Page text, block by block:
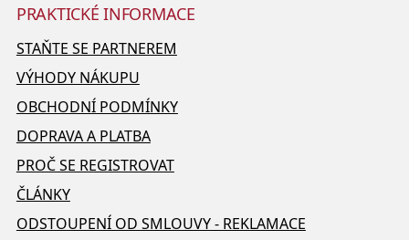
PRAKTICKÉ INFORMACE
STAŇTE SE PARTNEREM
VÝHODY NÁKUPU
OBCHODNÍ PODMÍNKY
DOPRAVA A PLATBA
PROČ SE REGISTROVAT
ČLÁNKY
ODSTOUPENÍ OD SMLOUVY - REKLAMACE